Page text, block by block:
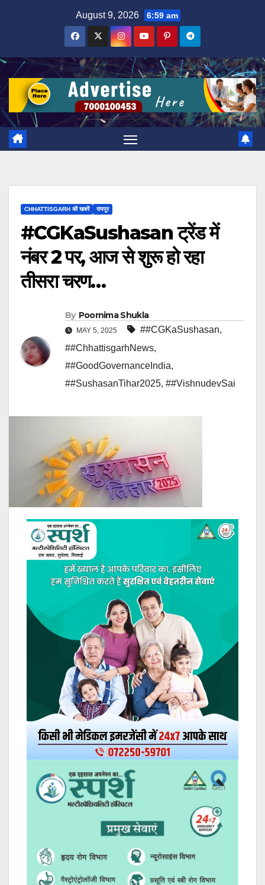
August 9, 2026 6:59 am
CHHATTISGARH की खबरें रायपुर
#CGKaSushasan ट्रेंड में
नंबर 2 पर, आज से शुरू हो रहा
तीसरा चरण…
By Poornima Shukla
MAY 5, 2025 ##CGKaSushasan,
##ChhattisgarhNews,
##GoodGovernanceIndia,
##SushasanTihar2025, ##VishnudevSai